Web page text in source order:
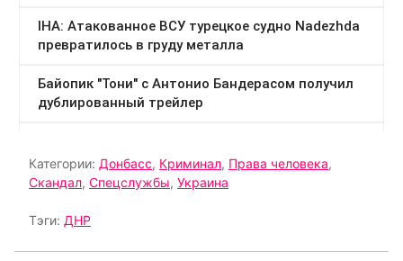
Категории: Донбасс, Криминал, Права человека,
Скандал, Спецслужбы, Украина
Тэги: ДНР